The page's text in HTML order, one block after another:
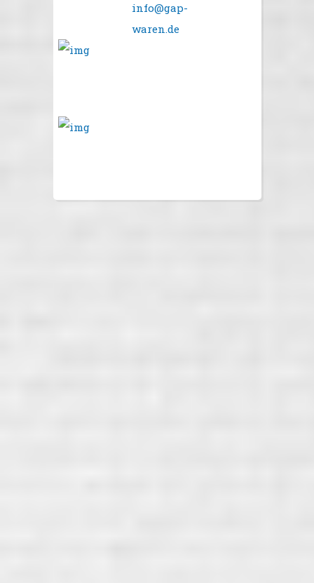
info@gap-
waren.de